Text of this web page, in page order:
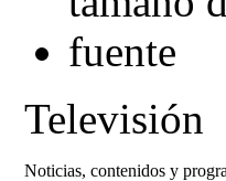
Televisión
Noticias, contenidos y